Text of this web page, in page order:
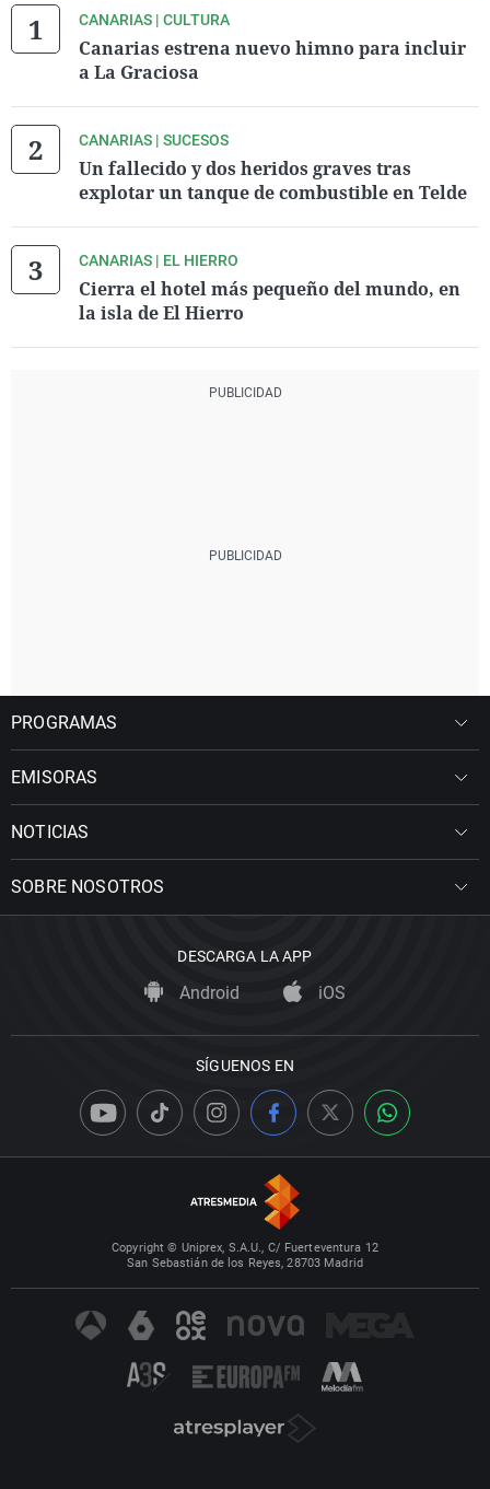
CANARIAS | CULTURA
Canarias estrena nuevo himno para incluir
a La Graciosa
CANARIAS | SUCESOS
Un fallecido y dos heridos graves tras
explotar un tanque de combustible en Telde
CANARIAS | EL HIERRO
Cierra el hotel más pequeño del mundo, en
la isla de El Hierro
PROGRAMAS
EMISORAS
NOTICIAS
SOBRE NOSOTROS
DESCARGA LA APP
Android iOS
SÍGUENOS EN
Copyright © Uniprex, S.A.U., C/ Fuerteventura 12
San Sebastián de los Reyes, 28703 Madrid